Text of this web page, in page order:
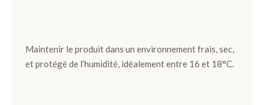
Maintenir le produit dans un environnement frais, sec,
et protégé de l’humidité, idéalement entre 16 et 18°C.